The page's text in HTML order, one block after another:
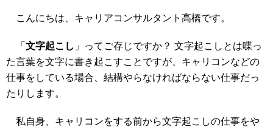
こんにちは、キャリアコンサルタント高橋です。
「 文字起こし 」ってご存じですか？ 文字起こしとは喋っ
た言葉を文字に書き起こすことですが、キャリコンなどの
仕事をしている場合、結構やらなければならない仕事だっ
たりします。
私自身、キャリコンをする前から文字起こしの仕事をや